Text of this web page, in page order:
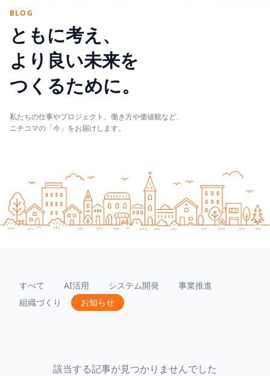
BLOG
ともに考え、
より良い未来を
つくるために。
私たちの仕事やプロジェクト、働き方や価値観など、
ニチコマの「今」をお届けします。
すべて AI活用 システム開発
事業推進
組織づくり
お知らせ
該当する記事が見つかりませんでした